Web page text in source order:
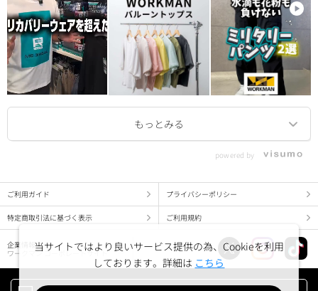
powered by
ご利用ガイド プライバシーポリシー
特定商取引法に基づく表示 ご利用規約
企業情報
ワークマン コーポレートサイト
当サイトではより良いサービス提供の為、Cookieを利用
しております。詳細は こちら